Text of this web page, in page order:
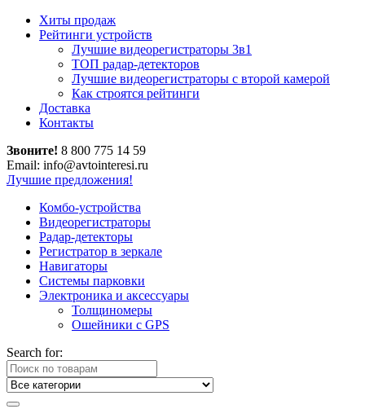
Хиты продаж
Рейтинги устройств
Лучшие видеорегистраторы 3в1
ТОП радар-детекторов
Лучшие видеорегистраторы с второй камерой
Как строятся рейтинги
Доставка
Контакты
Звоните! 8 800 775 14 59
Email: info@avtointeresi.ru
Лучшие предложения!
Комбо-устройства
Видеорегистраторы
Радар-детекторы
Регистратор в зеркале
Навигаторы
Системы парковки
Электроника и аксессуары
Толщиномеры
Ошейники с GPS
Search for: